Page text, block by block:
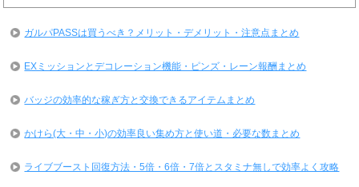
ガルパPASSは買うべき？メリット・デメリット・注意点まとめ
EXミッションとデコレーション機能・ピンズ・レーン報酬まとめ
バッジの効率的な稼ぎ方と交換できるアイテムまとめ
かけら(大・中・小)の効率良い集め方と使い道・必要な数まとめ
ライブブースト回復方法・5倍・6倍・7倍とスタミナ無しで効率よく攻略